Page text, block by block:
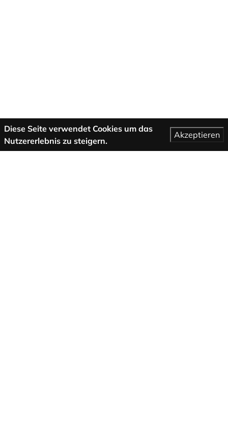
Diese Seite verwendet Cookies um das
Nutzererlebnis zu steigern.
Akzeptieren